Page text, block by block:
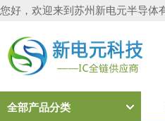
您好，欢迎来到苏州新电元半导体
全部产品分类